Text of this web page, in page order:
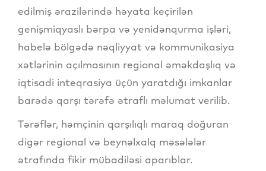
edilmiş ərazilərində həyata keçirilən
genişmiqyaslı bərpa və yenidənqurma işləri,
habelə bölgədə nəqliyyat və kommunikasiya
xətlərinin açılmasının regional əməkdaşlıq və
iqtisadi inteqrasiya üçün yaratdığı imkanlar
barədə qarşı tərəfə ətraflı məlumat verilib.
Tərəflər, həmçinin qarşılıqlı maraq doğuran
digər regional və beynəlxalq məsələlər
ətrafında fikir mübadiləsi aparıblar.